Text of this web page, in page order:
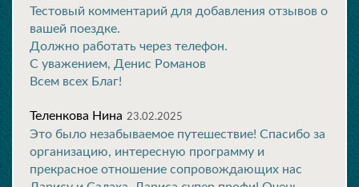
Тестовый комментарий для добавления отзывов о
вашей поездке.
Должно работать через телефон.
С уважением, Денис Романов
Всем всех Благ!
Теленкова Нина 23.02.2025
Это было незабываемое путешествие! Спасибо за
организацию, интересную программу и
прекрасное отношение сопровождающих нас